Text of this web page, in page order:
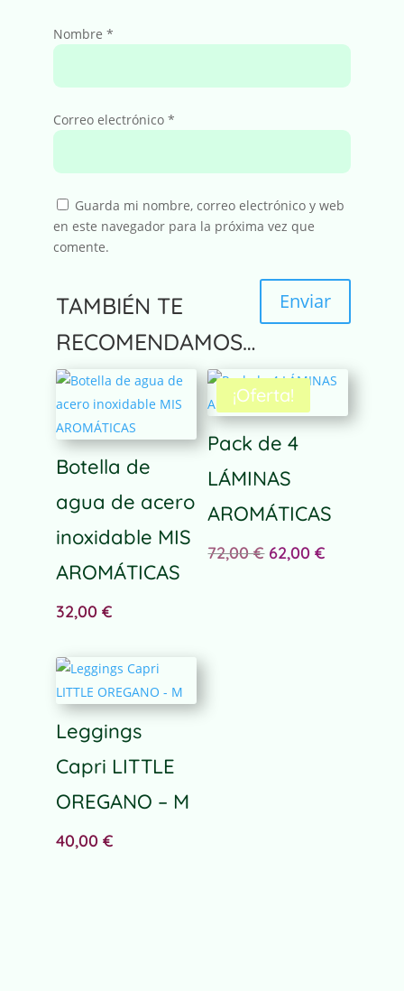
Nombre *
Correo electrónico *
Guarda mi nombre, correo electrónico y web
en este navegador para la próxima vez que
comente.
Enviar
A
t
n
a
e
TAMBIÉN TE
RECOMENDAMOS…
Botella de
agua de acero
inoxidable MIS
AROMÁTICAS
32,00 €
¡Oferta!
Pack de 4
LÁMINAS
AROMÁTICAS
72,00€ El
62,00€
Leggings
Capri LITTLE
OREGANO – M
40,00 €